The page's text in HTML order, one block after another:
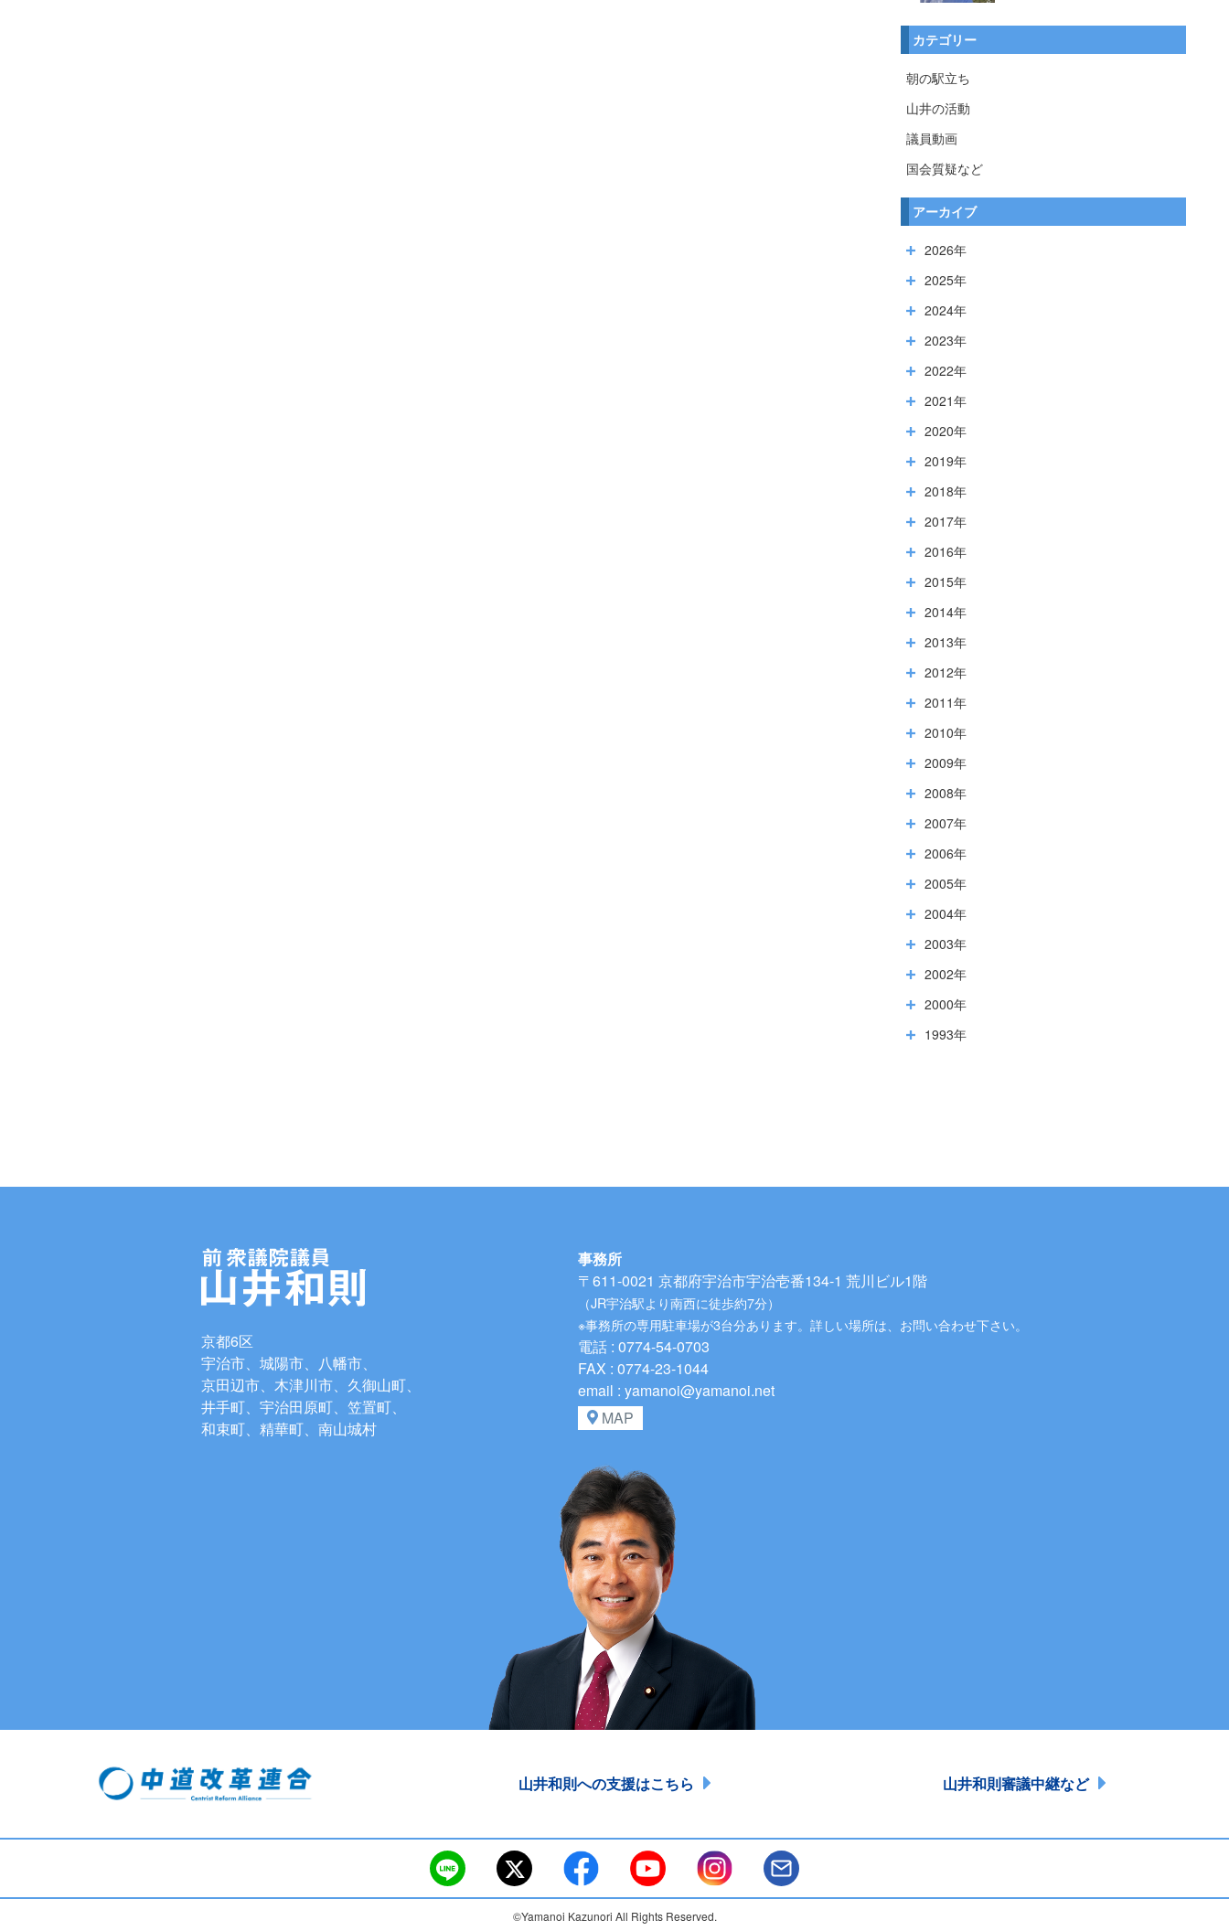
カテゴリー
朝の駅立ち
山井の活動
議員動画
国会質疑など
アーカイブ
2026年
2025年
2024年
2023年
2022年
2021年
2020年
2019年
2018年
2017年
2016年
2015年
2014年
2013年
2012年
2011年
2010年
2009年
2008年
2007年
2006年
2005年
2004年
2003年
2002年
2000年
1993年
京都6区
宇治市、城陽市、八幡市、
京田辺市、木津川市、久御山町、
井手町、宇治田原町、笠置町、
和束町、精華町、南山城村
事務所
〒611-0021 京都府宇治市宇治壱番134-1 荒川ビル1階
（JR宇治駅より南西に徒歩約7分）
※事務所の専用駐車場が3台分あります。 詳しい場所は、お問い合わせ下さい。
電話 : 0774-54-0703
FAX : 0774-23-1044
email : yamanoi@yamanoi.net
MAP
山井和則への支援はこちら 山井和則審議中継など
©Yamanoi Kazunori All Rights Reserved.